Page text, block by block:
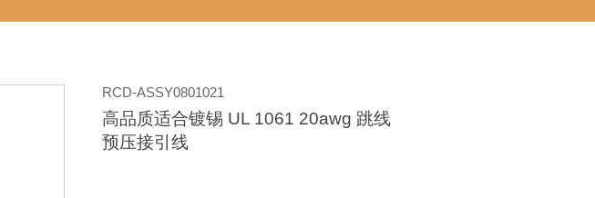
RCD-ASSY0801021
高品质适合镀锡 UL 1061 20awg 跳线
预压接引线